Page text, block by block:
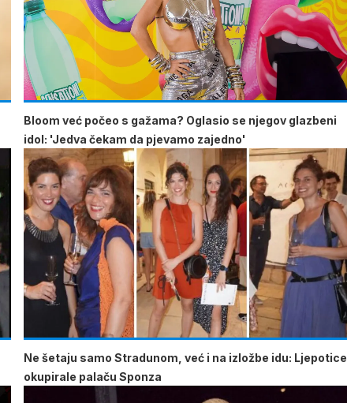
Bloom već počeo s gažama? Oglasio se njegov glazbeni
idol: 'Jedva čekam da pjevamo zajedno'
Ne šetaju samo Stradunom, već i na izložbe idu: Ljepotice
okupirale palaču Sponza